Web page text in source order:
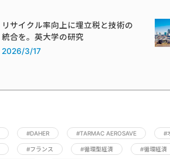
リサイクル率向上に埋立税と技術の
統合を。英大学の研究
2026/3/17
#DAHER #TARMAC AEROSAVE #
#フランス #循環型経済 #循環経済